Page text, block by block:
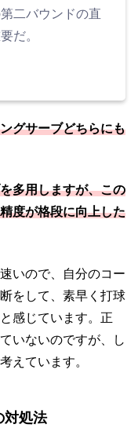
二バウンドの直
だ。
グサーブどちらにも
多用しますが、この
度が格段に向上した
いので、自分のコー
をして、素早く打球
感じています。正
いないのですが、し
えています。
対処法